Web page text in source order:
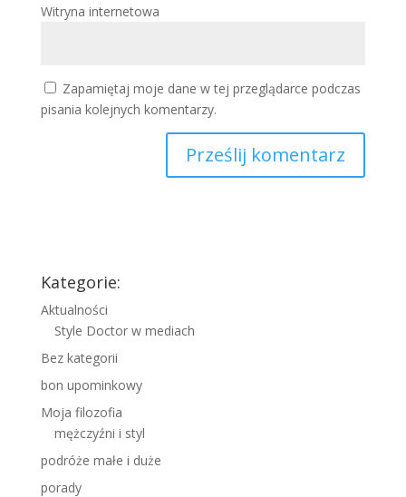
Witryna internetowa
Zapamiętaj moje dane w tej przeglądarce podczas
pisania kolejnych komentarzy.
Kategorie:
Aktualności
Style Doctor w mediach
Bez kategorii
bon upominkowy
Moja filozofia
mężczyźni i styl
podróże małe i duże
porady